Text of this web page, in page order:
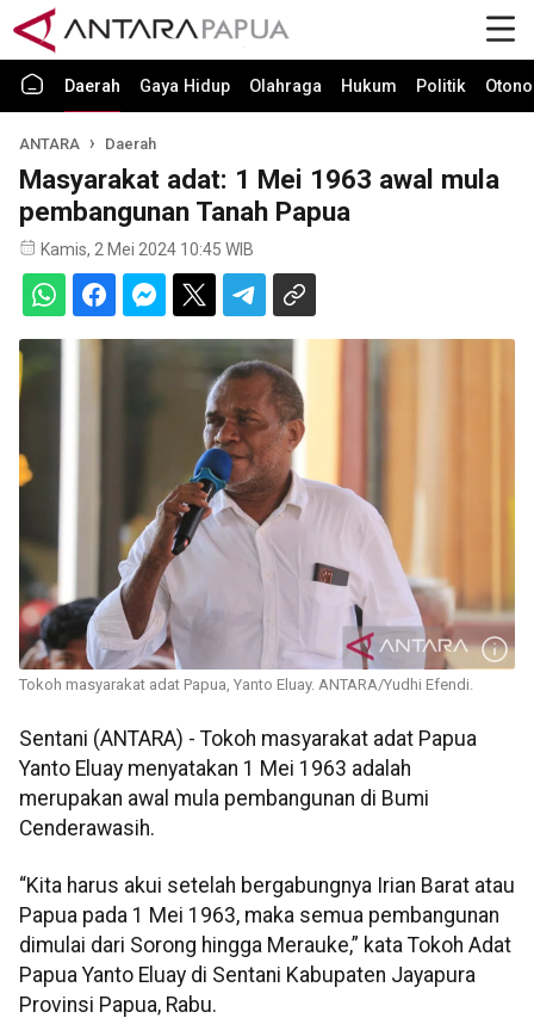
Daerah Gaya Hidup Olahraga Hukum Politik
ANTARA Daerah
Masyarakat adat: 1 Mei 1963 awal mula
pembangunan Tanah Papua
Kamis, 2 Mei 2024 10:45 WIB
Tokoh masyarakat adat Papua, Yanto Eluay. ANTARA/Yudhi Efendi.
Sentani (ANTARA) - Tokoh masyarakat adat Papua
Yanto Eluay menyatakan 1 Mei 1963 adalah
merupakan awal mula pembangunan di Bumi
Cenderawasih.
“Kita harus akui setelah bergabungnya Irian Barat atau
Papua pada 1 Mei 1963, maka semua pembangunan
dimulai dari Sorong hingga Merauke,” kata Tokoh Adat
Papua Yanto Eluay di Sentani Kabupaten Jayapura
Provinsi Papua, Rabu.